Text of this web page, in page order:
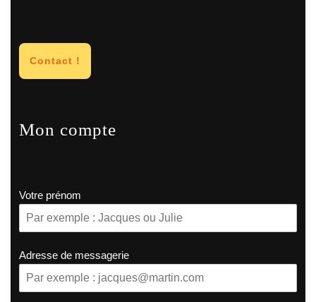
Contact !
Mon compte
Votre prénom
Adresse de messagerie